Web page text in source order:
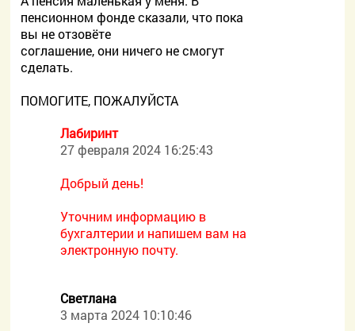
пенсионном фонде сказали, что пока
вы не отзовёте
соглашение, они ничего не смогут
сделать.
ПОМОГИТЕ, ПОЖАЛУЙСТА
Лабиринт
27 февраля 2024 16:25:43
Добрый день!
Уточним информацию в
бухгалтерии и напишем вам на
электронную почту.
Светлана
3 марта 2024 10:10:46